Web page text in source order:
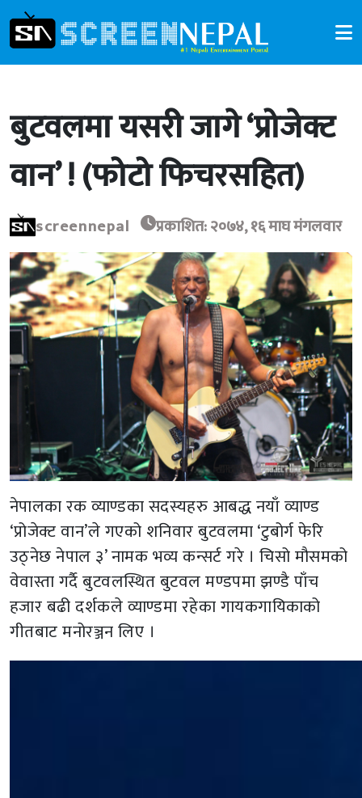
बुटवलमा यसरी जागे ‘प्रोजेक्ट
वान’ ! (फोटो फिचरसहित)
screennepal प्रकाशित: २०७४, १६ माघ मंगलवार
नेपालका रक व्याण्डका सदस्यहरु आबद्ध नयाँ व्याण्ड
‘प्रोजेक्ट वान’ले गएको शनिवार बुटवलमा ‘टुबोर्ग फेरि
उठ्नेछ नेपाल ३’ नामक भव्य कन्सर्ट गरे । चिसो मौसमको
वेवास्ता गर्दै बुटवलस्थित बुटवल मण्डपमा झण्डै पाँच
हजार बढी दर्शकले व्याण्डमा रहेका गायकगायिकाको
गीतबाट मनोरञ्जन लिए ।